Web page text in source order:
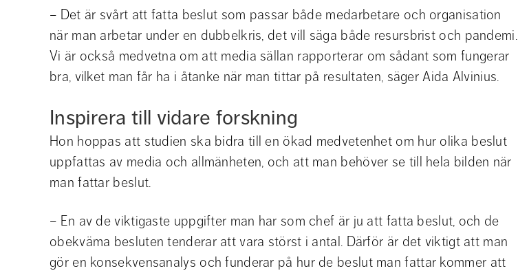
– Det är svårt att fatta beslut som passar både medarbetare och orga­nisation
när man arbetar under en dubbelkris, det vill säga både resursbrist och pandemi.
Vi är också medvetna om att media sällan rapporterar om sådant som fungerar
bra, vilket man får ha i åtanke när man tittar på resultaten, säger Aida Alvinius.
Inspirera till vidare forskning
Hon hoppas att studien ska bidra till en ökad medvetenhet om hur olika beslut
uppfattas av media och allmänheten, och att man behöver se till hela bilden när
man fattar beslut.
– En av de viktigaste uppgifter man har som chef är ju att fatta beslut, och de
obekväma besluten tenderar att vara störst i antal. Därför är det viktigt att man
gör en konsekvensanalys och funderar på hur de beslut man fattar kommer att